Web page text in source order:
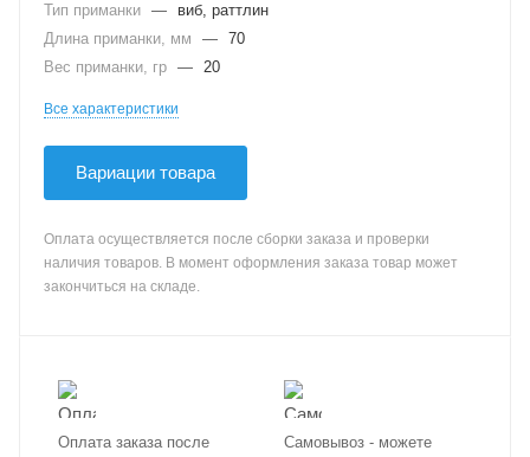
Тип приманки —
виб, раттлин
Длина приманки, мм
— 70
Вес приманки, гр — 20
Все характеристики
Вариации товара
Оплата осуществляется после сборки заказа и проверки
наличия товаров. В момент оформления заказа товар может
закончиться на складе.
Оплата заказа после
Самовывоз - можете